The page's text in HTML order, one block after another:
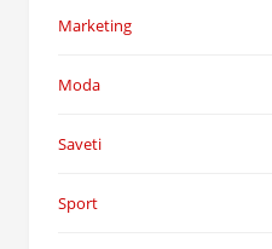
Marketing
Moda
Saveti
Sport